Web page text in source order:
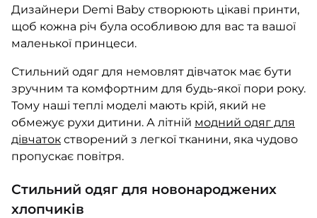
Дизайнери Demi Baby створюють цікаві принти,
щоб кожна річ була особливою для вас та вашої
маленької принцеси.
Стильний одяг для немовлят дівчаток має бути
зручним та комфортним для будь-якої пори року.
Тому наші теплі моделі мають крій, який не
обмежує рухи дитини. А літній модний одяг для
дівчаток створений з легкої тканини, яка чудово
пропускає повітря.
Стильний одяг для новонароджених
хлопчиків